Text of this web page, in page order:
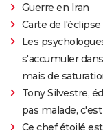
Guerre en Iran
Carte de
Les
s'accumuler
mais de
Tony Silvestre,
pas malade,
Ce chef étoilé